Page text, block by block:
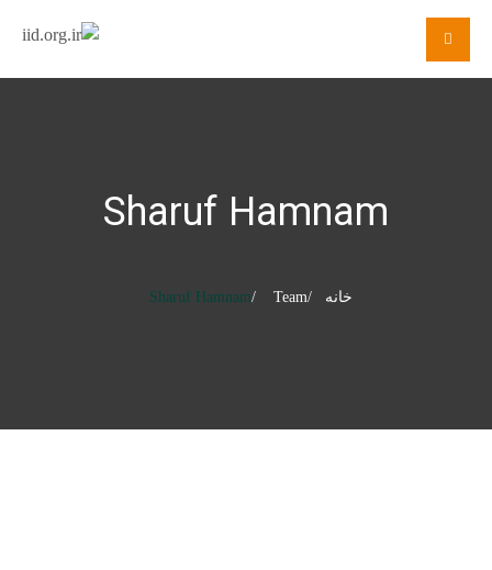
Sharuf Hamnam
خانه Team
Sharuf Hamnam